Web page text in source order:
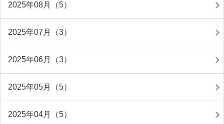
2025年08月（5）
2025年07月（3）
2025年06月（3）
2025年05月（5）
2025年04月（5）